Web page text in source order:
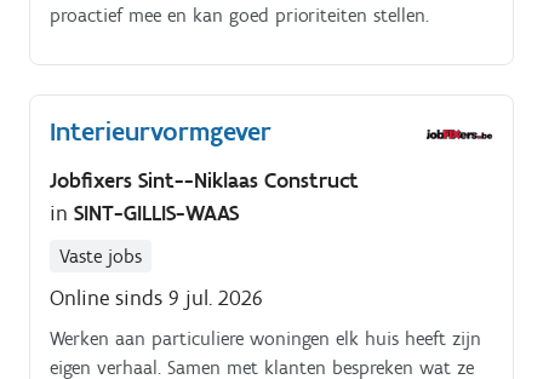
proactief mee en kan goed prioriteiten stellen.
Interieurvormgever
Jobfixers Sint--Niklaas Construct
in SINT-GILLIS-WAAS
Vaste jobs
Online sinds 9 jul. 2026
Werken aan particuliere woningen elk huis heeft zijn
eigen verhaal. Samen met klanten bespreken wat ze